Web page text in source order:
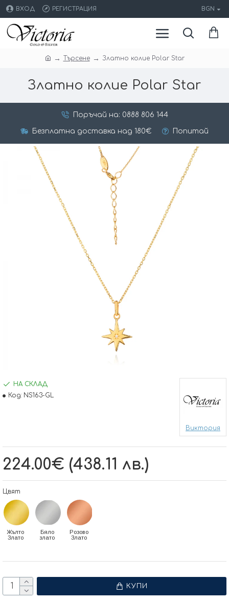
ВХОД РЕГИСТРАЦИЯ BGN
Търсене Златно колие Polar Star
Златно колие Polar Star
Поръчай на: 0888 806 144
Безплатна доставка над 180€ Попитай
224.00€ (438.11 лв.)
НА СКЛАД
Код: NS163-GL
Виктория
Цвят
Жълто
Злато
Бяло
злато
Розово
Злато
КУПИ